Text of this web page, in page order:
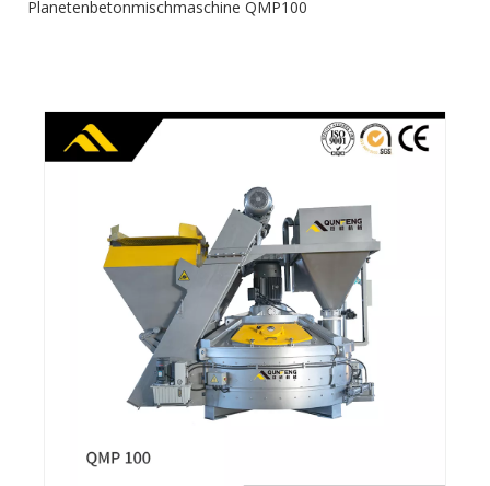
Planetenbetonmischmaschine QMP100